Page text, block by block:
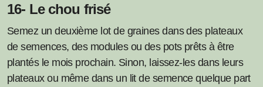
16- Le chou frisé
Semez un deuxième lot de graines dans des plateaux
de semences, des modules ou des pots prêts à être
plantés le mois prochain. Sinon, laissez-les dans leurs
plateaux ou même dans un lit de semence quelque part